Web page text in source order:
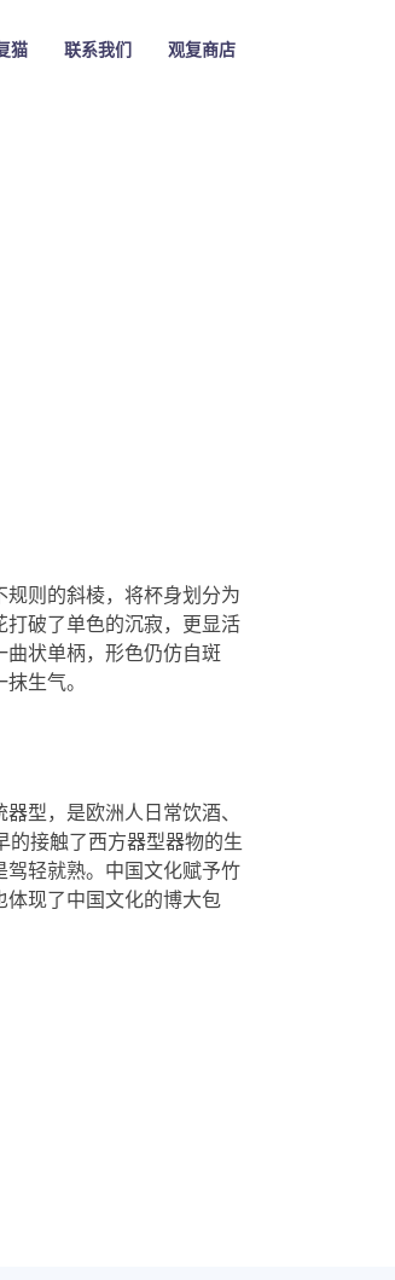
猫 联系我们 观复商店
则的斜棱，将杯身划分为
破了单色的沉寂，更显活
状单柄，形色仍仿自斑
生气。
型，是欧洲人日常饮酒、
的接触了西方器型器物的生
轻就熟。中国文化赋予竹
现了中国文化的博大包